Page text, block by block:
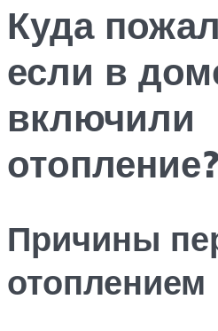
Куда
если в
включили
отопление?
Причины
отоплением